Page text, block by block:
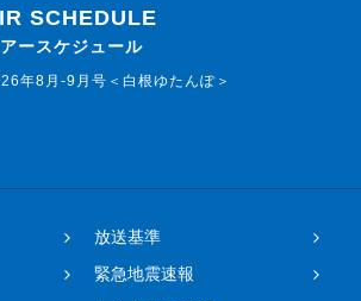
SCHEDULE
ースケジュール
年8月-9月号＜白根ゆたんぽ＞
放送基準
緊急地震速報